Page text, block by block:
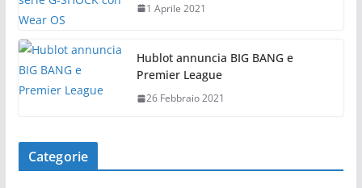
1 Aprile 2021
Hublot annuncia BIG BANG e
Premier League
26 Febbraio 2021
Categorie